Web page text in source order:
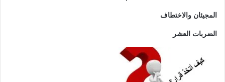
المجيئان والاختطاف
الضربات العشر